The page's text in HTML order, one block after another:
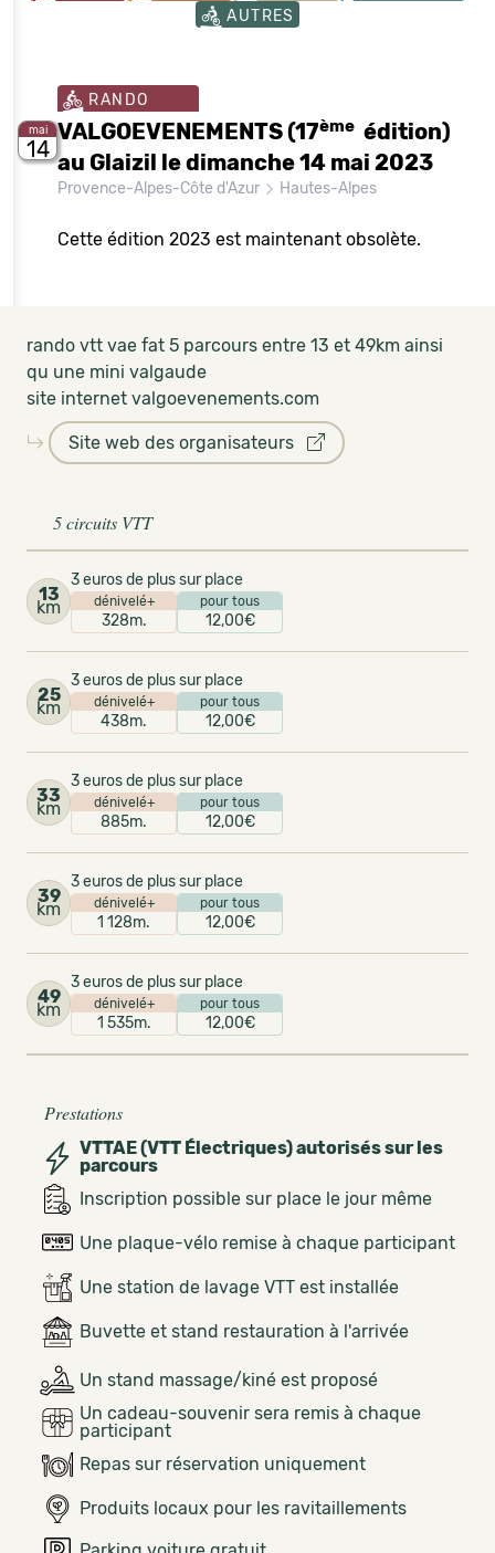
AUTRES
mai
14
RANDO
VALGOEVENEMENTS (17ème édition)
au Glaizil le dimanche 14 mai 2023
Provence-Alpes-Côte d'Azur Hautes-Alpes
Cette édition 2023 est maintenant obsolète.
rando vtt vae fat 5 parcours entre 13 et 49km ainsi
qu une mini valgaude
site internet valgoevenements.com
Site web des organisateurs
5 circuits VTT
13
km
3 euros de plus sur place
dénivelé+
328m.
pour tous
12,00€
25
km
3 euros de plus sur place
dénivelé+
438m.
pour tous
12,00€
33
km
3 euros de plus sur place
dénivelé+
885m.
pour tous
12,00€
39
km
3 euros de plus sur place
dénivelé+
1 128m.
pour tous
12,00€
49
km
3 euros de plus sur place
dénivelé+
1 535m.
pour tous
12,00€
Prestations
VTTAE (VTT Électriques) autorisés sur les
parcours
Inscription possible sur place le jour même
Une plaque-vélo remise à chaque participant
Une station de lavage VTT est installée
Buvette et stand restauration à l'arrivée
Un stand massage/kiné est proposé
Un cadeau-souvenir sera remis à chaque
participant
Repas sur réservation uniquement
Produits locaux pour les ravitaillements